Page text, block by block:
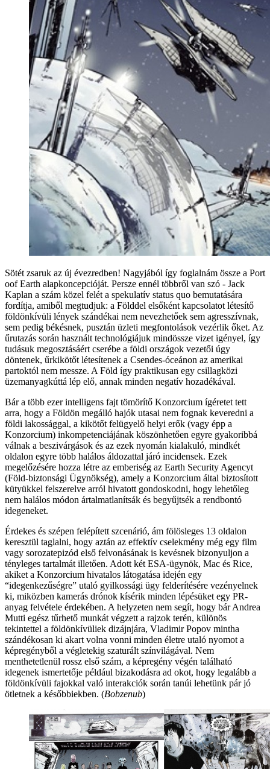
Sötét zsaruk az új évezredben! Nagyjából így foglalnám össze a Port
oof Earth alapkoncepcióját. Persze ennél többről van szó - Jack
Kaplan a szám közel felét a spekulatív status quo bemutatására
fordítja, amiből megtudjuk: a Földdel elsőként kapcsolatot létesítő
földönkívüli lények szándékai nem nevezhetőek sem agresszívnak,
sem pedig békésnek, pusztán üzleti megfontolások vezérlik őket. Az
űrutazás során használt technológiájuk mindössze vizet igényel, így
tudásuk megosztásáért cserébe a földi országok vezetői úgy
döntenek, űrkikötőt létesítenek a Csendes-óceánon az amerikai
partoktól nem messze. A Föld így praktikusan egy csillagközi
üzemanyagkúttá lép elő, annak minden negatív hozadékával.
Bár a több ezer intelligens fajt tömörítő Konzorcium ígéretet tett
arra, hogy a Földön megálló hajók utasai nem fognak keveredni a
földi lakossággal, a kikötőt felügyelő helyi erők (vagy épp a
Konzorcium) inkompetenciájának köszönhetően egyre gyakoribbá
válnak a beszivárgások és az ezek nyomán kialakuló, mindkét
oldalon egyre több halálos áldozattal járó incidensek. Ezek
megelőzésére hozza létre az emberiség az Earth Security Agencyt
(Föld-biztonsági Ügynökség), amely a Konzorcium által biztosított
kütyükkel felszerelve arról hivatott gondoskodni, hogy lehetőleg
nem halálos módon ártalmatlanítsák és begyűjtsék a rendbontó
idegeneket.
Érdekes és szépen felépített szcenárió, ám fölösleges 13 oldalon
keresztül taglalni, hogy aztán az effektív cselekmény még egy film
vagy sorozatepizód első felvonásának is kevésnek bizonyuljon a
tényleges tartalmát illetően. Adott két ESA-ügynök, Mac és Rice,
akiket a Konzorcium hivatalos látogatása idején egy
“idegenkezűségre” utaló gyilkossági ügy felderítésére vezényelnek
ki, miközben kamerás drónok kísérik minden lépésüket egy PR-
anyag felvétele érdekében. A helyzeten nem segít, hogy bár Andrea
Mutti egész tűrhető munkát végzett a rajzok terén, különös
tekintettel a földönkívüliek dizájnjára, Vladimir Popov mintha
szándékosan ki akart volna vonni minden életre utaló nyomot a
képregényből a végletekig szaturált színvilágával. Nem
menthetetlenül rossz első szám, a képregény végén található
idegenek ismertetője például bizakodásra ad okot, hogy legalább a
földönkívüli fajokkal való interakciók során tanúi lehetünk pár jó
ötletnek a későbbiekben. (Bobzenub)